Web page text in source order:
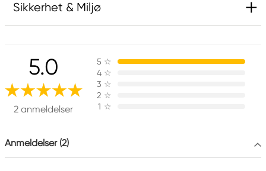
Sikkerhet & Miljø
Ansvarlig EU
Winsor & Newton
Colart Sweden AB
Östra Långgatan 87
61930 Trosa, Sweden
5.0
2 anmeldelser
5 ☆
4 ☆
3 ☆
2 ☆
1 ☆
Anmeldelser (2)